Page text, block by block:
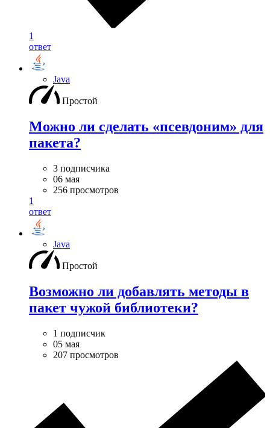
1
ответ
Java
Простой
Можно ли сделать «псевдоним» для
пакета?
3 подписчика
06 мая
256 просмотров
1
ответ
Java
Простой
Возможно ли добавлять методы в
пакет чужой библиотеки?
1 подписчик
05 мая
207 просмотров